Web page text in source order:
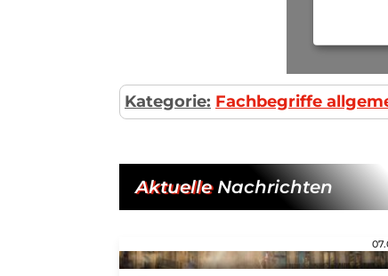
Kategorie: Fachbegriffe
AktuelleNachrichten